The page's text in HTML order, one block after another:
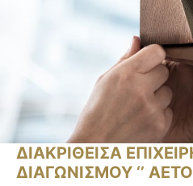
ΔΙΑΚΡΙΘΕΙΣΑ
ΔΙΑΓΩΝΙΣΜΟΥ ‘’ ΑΕΤΟΙ